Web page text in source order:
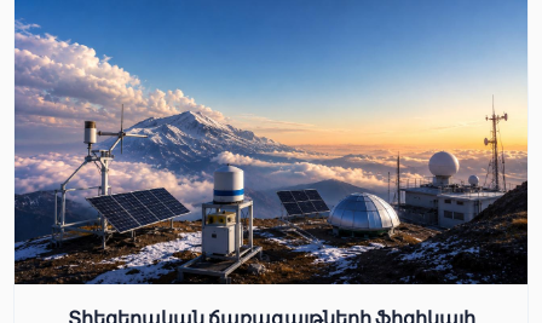
Տիեզերական ճառագայթների ֆիզիկայի